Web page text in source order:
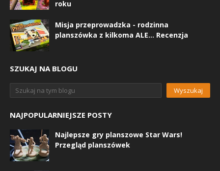
roku
Misja przeprowadzka - rodzinna
planszówka z kilkoma ALE... Recenzja
SZUKAJ NA BLOGU
NAJPOPULARNIEJSZE POSTY
Najlepsze gry planszowe Star Wars!
Przegląd planszówek